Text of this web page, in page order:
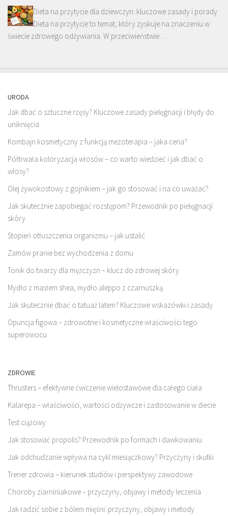
Dieta na przytycie dla dziewczyn: kluczowe zasady i porady
Dieta na przytycie to temat, który zyskuje na znaczeniu w
świecie zdrowego odżywiania. W przeciwieństwie …
URODA
Jak dbać o sztuczne rzęsy? Kluczowe zasady pielęgnacji i błędy do
uniknięcia
Kombajn kosmetyczny z funkcją mezoterapia – jaka cena?
Półtrwała koloryzacja włosów – co warto wiedzieć i jak dbać o
włosy?
Olej żywokostowy z gojnikiem – jak go stosować i na co uważać?
Jak skutecznie zapobiegać rozstępom? Przewodnik po pielęgnacji
skóry
Stopień otłuszczenia organizmu – jak ustalić
Zamów pranie bez wychodzenia z domu
Tonik do twarzy dla mężczyzn – klucz do zdrowej skóry
Mydło z masłem shea, mydło aleppo z czarnuszką
Jak skutecznie dbać o tatuaż latem? Kluczowe wskazówki i zasady
Opuncja figowa – zdrowotne i kosmetyczne właściwości tego
superowocu
ZDROWIE
Thrusters – efektywne ćwiczenie wielostawowe dla całego ciała
Kalarepa – właściwości, wartości odżywcze i zastosowanie w diecie
Test ciążowy
Jak stosować propolis? Przewodnik po formach i dawkowaniu
Jak odchudzanie wpływa na cykl miesiączkowy? Przyczyny i skutki
Trener zdrowia – kierunek studiów i perspektywy zawodowe
Choroby ziarniniakowe – przyczyny, objawy i metody leczenia
Jak radzić sobie z bólem mięśni: przyczyny, objawy i metody